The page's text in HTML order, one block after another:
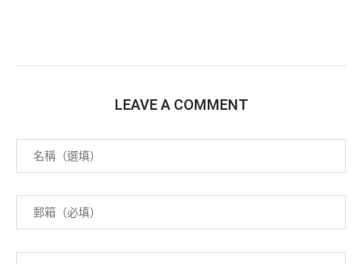
LEAVE A COMMENT